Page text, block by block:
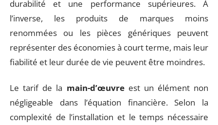
durabilité et une performance supérieures. À
l’inverse, les produits de marques moins
renommées ou les pièces génériques peuvent
représenter des économies à court terme, mais leur
fiabilité et leur durée de vie peuvent être moindres.
Le tarif de la main-d’œuvreest un élément non
négligeable dans l’équation financière. Selon la
complexité de l’installation et le temps nécessaire